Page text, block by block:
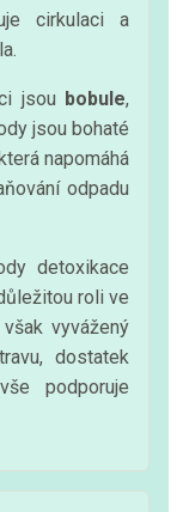
cirkulaci a
jsou bobule,
jsou bohaté
napomáhá
odpadu
detoxikace
roli ve
vyvážený
dostatek
podporuje